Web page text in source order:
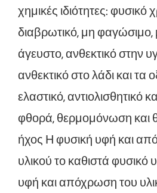
χημικές ιδιότητες:
διαβρωτικό, μη φαγώσιμο,
άγευστο, ανθεκτικό στην
ανθεκτικό στο λάδι και τα
ελαστικό, αντιολισθητικό
φθορά, θερμομόνωση και
ήχος Η φυσική υφή και
υλικού το καθιστά φυσικό
υφή και απόχρωση του